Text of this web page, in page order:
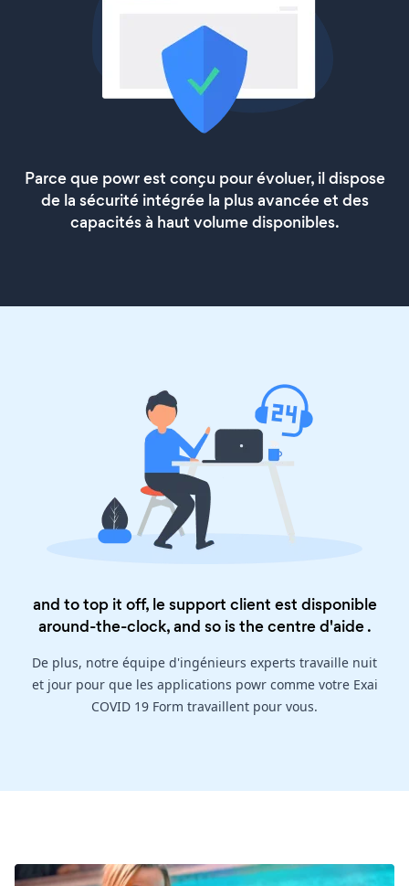
Parce que powr est conçu pour évoluer, il dispose
de la sécurité intégrée la plus avancée et des
capacités à haut volume disponibles.
and to top it off, le support client est disponible
around-the-clock, and so is thecentre d'aide.
De plus, notre équipe d'ingénieurs experts travaille nuit
et jour pour que les applications powr comme votre Exai
COVID 19 Form travaillent pour vous.